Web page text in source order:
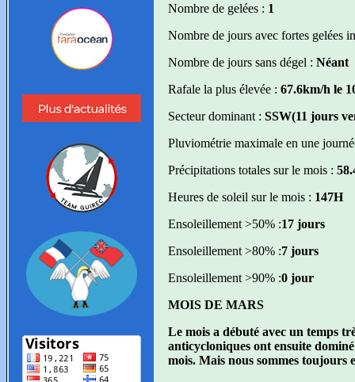
Nombre de gelées : 1
Nombre de jours avec fortes gelées
Nombre de jours sans dégel : Néant
Rafale la plus élevée : 67.6km/h le
Secteur dominant : SSW(11 jours
Pluviométrie maximale en une
Précipitations totales sur le mois :
Heures de soleil sur le mois : 147H
Ensoleillement >50% :17 jours
Ensoleillement >80% :7 jours
Ensoleillement >90% :0 jour
MOIS DE MARS
Le mois a débuté avec un temps
anticycloniques ont ensuite
mois. Mais nous sommes toujours